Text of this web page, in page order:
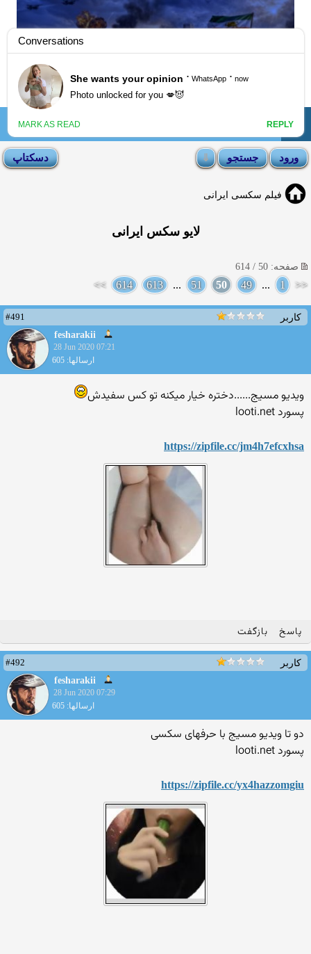
انجمن لوتی ☰
فیلم سکسی ایرانی
لایو سکس ایرانی
صفحه: 50 / 614
<<
1
...
49
50
51
...
613
614
>>
کاربر
#491
fesharakii
28 Jun 2020 07:21
ارسالها: 605
ویدیو مسیج......دختره خیار میکنه تو کس سفیدش
پسورد looti.net
https://zipfile.cc/jm4h7efcxhsa
پاسخ بازگفت
کاربر
#492
fesharakii
28 Jun 2020 07:29
ارسالها: 605
دو تا ویدیو مسیج با حرفهای سکسی
پسورد looti.net
https://zipfile.cc/yx4hazzomgiu